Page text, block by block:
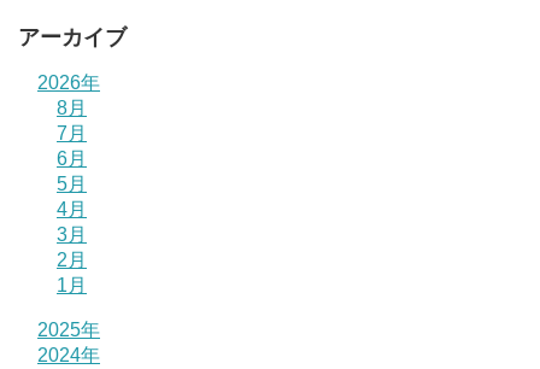
アーカイブ
2026年
8月
7月
6月
5月
4月
3月
2月
1月
2025年
2024年